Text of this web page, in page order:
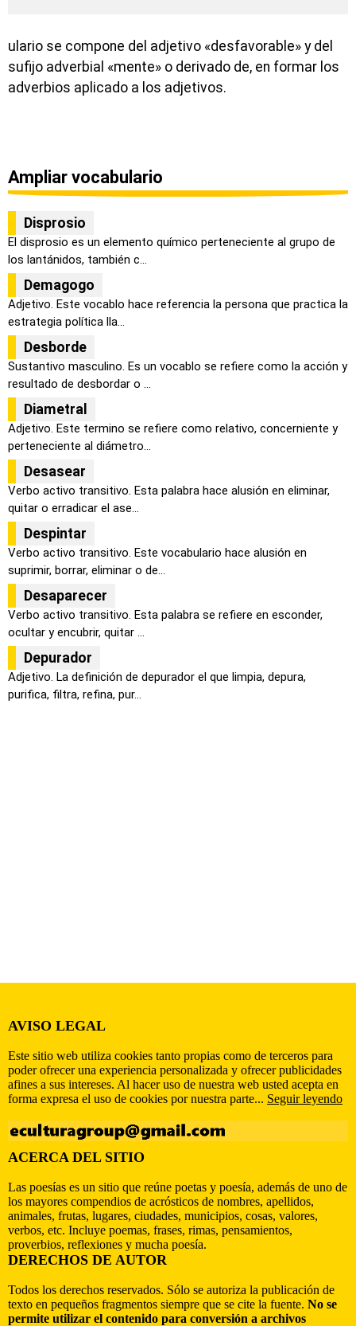
ulario se compone del adjetivo «desfavorable» y del
sufijo adverbial «mente» o derivado de, en formar los
adverbios aplicado a los adjetivos.
Ampliar vocabulario
Disprosio
El disprosio es un elemento químico perteneciente al grupo de
los lantánidos, también c...
Demagogo
Adjetivo. Este vocablo hace referencia la persona que practica la
estrategia política lla...
Desborde
Sustantivo masculino. Es un vocablo se refiere como la acción y
resultado de desbordar o ...
Diametral
Adjetivo. Este termino se refiere como relativo, concerniente y
perteneciente al diámetro...
Desasear
Verbo activo transitivo. Esta palabra hace alusión en eliminar,
quitar o erradicar el ase...
Despintar
Verbo activo transitivo. Este vocabulario hace alusión en
suprimir, borrar, eliminar o de...
Desaparecer
Verbo activo transitivo. Esta palabra se refiere en esconder,
ocultar y encubrir, quitar ...
Depurador
Adjetivo. La definición de depurador el que limpia, depura,
purifica, filtra, refina, pur...
AVISO LEGAL
Este sitio web utiliza cookies tanto propias como de terceros para
poder ofrecer una experiencia personalizada y ofrecer publicidades
afines a sus intereses. Al hacer uso de nuestra web usted acepta en
forma expresa el uso de cookies por nuestra parte... Seguir leyendo
ACERCA DEL SITIO
Las poesías es un sitio que reúne poetas y poesía, además de uno de
los mayores compendios de acrósticos de nombres, apellidos,
animales, frutas, lugares, ciudades, municipios, cosas, valores,
verbos, etc. Incluye poemas, frases, rimas, pensamientos,
proverbios, reflexiones y mucha poesía.
DERECHOS DE AUTOR
Todos los derechos reservados. Sólo se autoriza la publicación de
texto en pequeños fragmentos siempre que se cite la fuente. No se
permite utilizar el contenido para conversión a archivos